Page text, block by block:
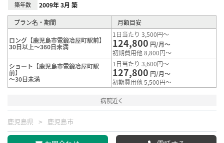
築年数 2009年 3月 築
プラン名・期間 月額目安
ロング【鹿児島市電鍛冶屋町駅前】
30日以上～360日未満
1日当たり 3,500円～
124,800 円/月～
初期費用他 8,800円～
ショート【鹿児島市電鍛冶屋町駅
前】
～30日未満
1日当たり 3,600円～
127,800 円/月～
初期費用他 5,500円～
病院近く
鹿児島県 鹿児島市